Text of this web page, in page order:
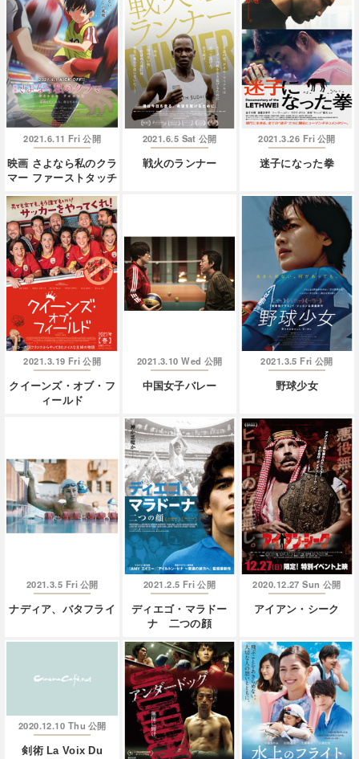
2021.6.11 Fri 公開
映画 さよなら私のクラ
マー ファーストタッチ
2021.6.5 Sat 公開
戦火のランナー
2021.3.26 Fri 公開
迷子になった拳
2021.3.19 Fri 公開
クイーンズ・オブ・フ
ィールド
2021.3.10 Wed 公開
中国女子バレー
2021.3.5 Fri 公開
野球少女
2021.3.5 Fri 公開
ナディア、バタフライ
2021.2.5 Fri 公開
ディエゴ・マラドー
ナ 二つの顔
2020.12.27 Sun 公開
アイアン・シーク
2020.12.10 Thu 公開
剣術 La Voix Du